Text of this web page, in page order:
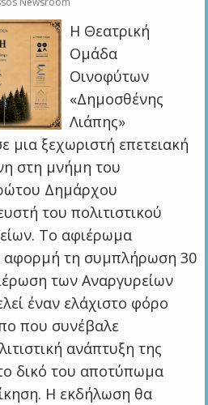
Η Θεατρική
Ομάδα
Οινοφύτων
«Δημοσθένης
Λιάπης»
μια ξεχωριστή επετειακή
στη μνήμη του
Δημάρχου
του πολιτιστικού
Το αφιέρωμα
αφορμή τη συμπλήρωση 30
των Αναργυρείων
έναν ελάχιστο φόρο
που συνέβαλε
ανάπτυξη της
δικό του αποτύπωμα
Η εκδήλωση θα